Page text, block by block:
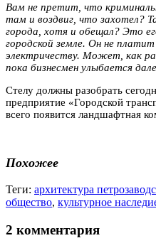
Вам не претит, что
там и воздвиг, что захотел?
города, хотя и обещал? Это
городской земле. Он не
электричеству. Может, как
пока бизнесмен улыбается
Стелу должны разобрать
предприятие «Городской
всего появится ландшафтная
Похожее
Теги: архитектура
общество, культурное
2 комментария